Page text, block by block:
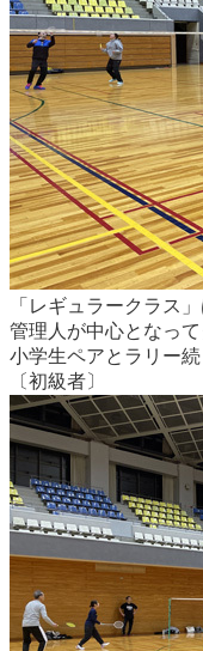
「レギュラークラス
管理人が中心となっ
小学生ペアとラリー
〔初級者〕